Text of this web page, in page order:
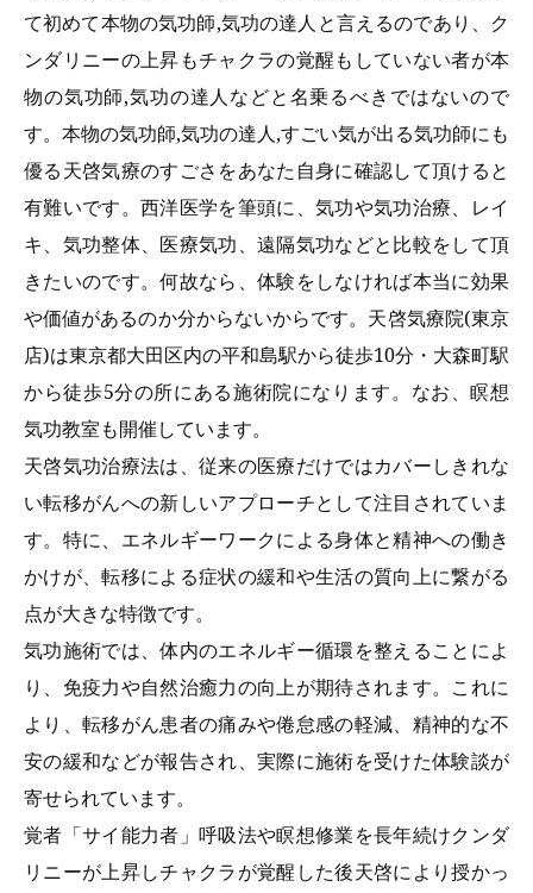
て初めて本物の気功師,気功の達人と言えるのであり、ク
ンダリニーの上昇もチャクラの覚醒もしていない者が本
物の気功師,気功の達人などと名乗るべきではないので
す。本物の気功師,気功の達人,すごい気が出る気功師にも
優る天啓気療のすごさをあなた自身に確認して頂けると
有難いです。西洋医学を筆頭に、気功や気功治療、レイ
キ、気功整体、医療気功、遠隔気功などと比較をして頂
きたいのです。何故なら、体験をしなければ本当に効果
や価値があるのか分からないからです。天啓気療院(東京
店)は東京都大田区内の平和島駅から徒歩10分・大森町駅
から徒歩5分の所にある施術院になります。なお、瞑想
気功教室も開催しています。
天啓気功治療法は、従来の医療だけではカバーしきれな
い転移がんへの新しいアプローチとして注目されていま
す。特に、エネルギーワークによる身体と精神への働き
かけが、転移による症状の緩和や生活の質向上に繋がる
点が大きな特徴です。
気功施術では、体内のエネルギー循環を整えることによ
り、免疫力や自然治癒力の向上が期待されます。これに
より、転移がん患者の痛みや倦怠感の軽減、精神的な不
安の緩和などが報告され、実際に施術を受けた体験談が
寄せられています。
覚者「サイ能力者」呼吸法や瞑想修業を長年続けクンダ
リニーが上昇しチャクラが覚醒した後天啓により授かっ